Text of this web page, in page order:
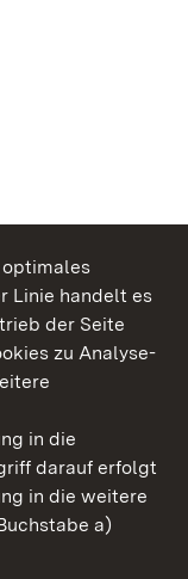
optimales
Linie handelt es
der Seite
zu Analyse-
in die
darauf erfolgt
in die weitere
a)
Württemberg